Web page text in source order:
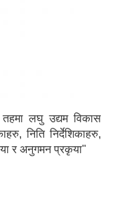
लघु उद्यम विकास
निति निर्देशिकाहरु,
र अनुगमन प्रकृया"